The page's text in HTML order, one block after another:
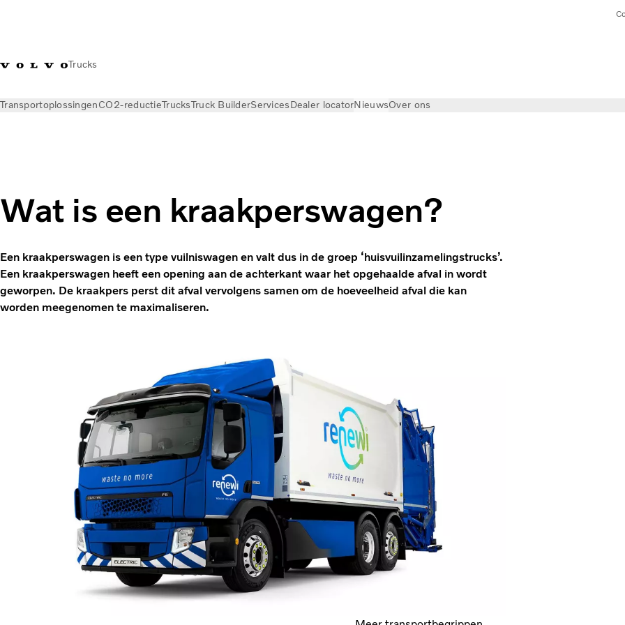
Trucks
TransportoplossingenCO2-reductieTrucksTruck BuilderServicesDealer locatorNieuwsOver ons
Wat is een kraakperswagen?
Een kraakperswagen is een type vuilniswagen en valt dus in de groep ‘huisvuilinzamelingstrucks’.
Een kraakperswagen heeft een opening aan de achterkant waar het opgehaalde afval in wordt
geworpen. De kraakpers perst dit afval vervolgens samen om de hoeveelheid afval die kan
worden meegenomen te maximaliseren.